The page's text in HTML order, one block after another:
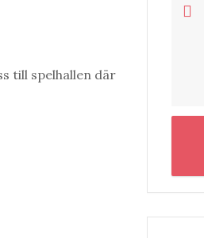
till spelhallen där